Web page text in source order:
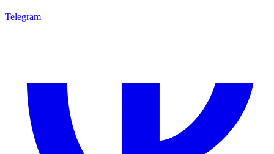
Telegram